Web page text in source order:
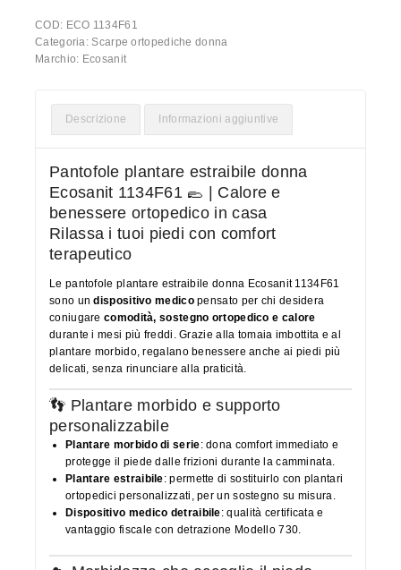
COD: ECO 1134F61
Categoria:Scarpe ortopediche donna
Marchio: Ecosanit
Descrizione Informazioni aggiuntive
Pantofole plantare estraibile donna
Ecosanit 1134F61 🥿 | Calore e
benessere ortopedico in casa
Rilassa i tuoi piedi con comfort
terapeutico
Le pantofole plantare estraibile donna Ecosanit 1134F61
sono undispositivo medicopensato per chi desidera
coniugare comodità, sostegno ortopedico e calore
durante i mesi più freddi. Grazie alla tomaia imbottita e al
plantare morbido, regalano benessere anche ai piedi più
delicati, senza rinunciare alla praticità.
👣 Plantare morbido e supporto
personalizzabile
Plantare morbido di serie: dona comfort immediato e
protegge il piede dalle frizioni durante la camminata.
Plantare estraibile: permette di sostituirlo con plantari
ortopedici personalizzati, per un sostegno su misura.
Dispositivo medico detraibile: qualità certificata e
vantaggio fiscale con detrazione Modello 730.